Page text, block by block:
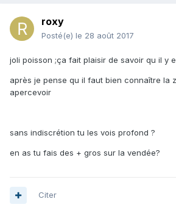
roxy
Posté(e) le 28 août 2017
joli poisson ;ça fait plaisir de savoir qu il y
après je pense qu il faut bien connaître la
apercevoir
sans indiscrétion tu les vois profond ?
en as tu fais des + gros sur la vendée?
Citer